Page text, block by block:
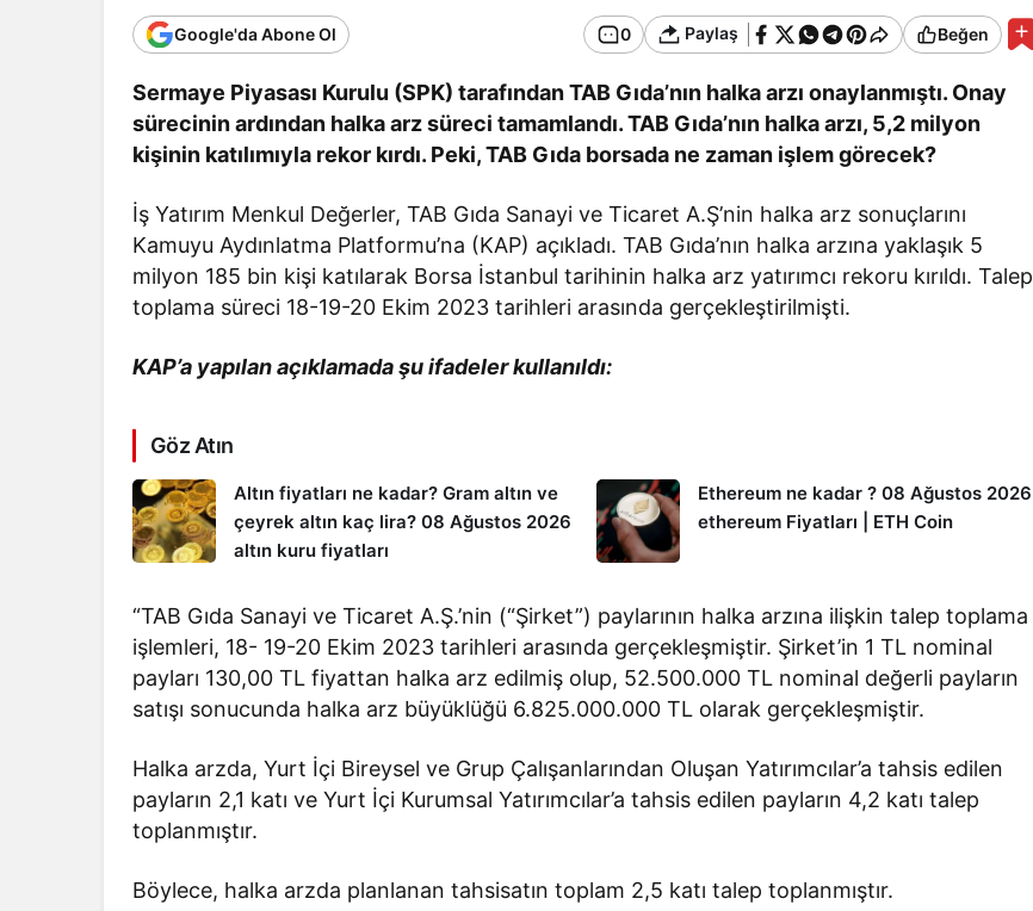
Google'da Abone Ol 0 Paylaş Beğen
Sermaye Piyasası Kurulu (SPK) tarafından TAB Gıda’nın halka arzı onaylanmıştı. Onay
sürecinin ardından halka arz süreci tamamlandı. TAB Gıda’nın halka arzı, 5,2 milyon
kişinin katılımıyla rekor kırdı. Peki, TAB Gıda borsada ne zaman işlem görecek?
İş Yatırım Menkul Değerler, TAB Gıda Sanayi ve Ticaret A.Ş’nin halka arz sonuçlarını
Kamuyu Aydınlatma Platformu’na (KAP) açıkladı. TAB Gıda’nın halka arzına yaklaşık 5
milyon 185 bin kişi katılarak Borsa İstanbul tarihinin halka arz yatırımcı rekoru kırıldı. Talep
toplama süreci 18-19-20 Ekim 2023 tarihleri arasında gerçekleştirilmişti.
KAP’a yapılan açıklamada şu ifadeler kullanıldı:
Göz Atın
Altın fiyatları ne kadar? Gram altın ve
çeyrek altın kaç lira? 08 Ağustos 2026
altın kuru fiyatları
Ethereum ne kadar ? 08 Ağustos 2026
ethereum Fiyatları | ETH Coin
“TAB Gıda Sanayi ve Ticaret A.Ş.’nin (“Şirket”) paylarının halka arzına ilişkin talep toplama
işlemleri, 18- 19-20 Ekim 2023 tarihleri arasında gerçekleşmiştir. Şirket’in 1 TL nominal
payları 130,00 TL fiyattan halka arz edilmiş olup, 52.500.000 TL nominal değerli payların
satışı sonucunda halka arz büyüklüğü 6.825.000.000 TL olarak gerçekleşmiştir.
Halka arzda, Yurt İçi Bireysel ve Grup Çalışanlarından Oluşan Yatırımcılar’a tahsis edilen
payların 2,1 katı ve Yurt İçi Kurumsal Yatırımcılar’a tahsis edilen payların 4,2 katı talep
toplanmıştır.
Böylece, halka arzda planlanan tahsisatın toplam 2,5 katı talep toplanmıştır.